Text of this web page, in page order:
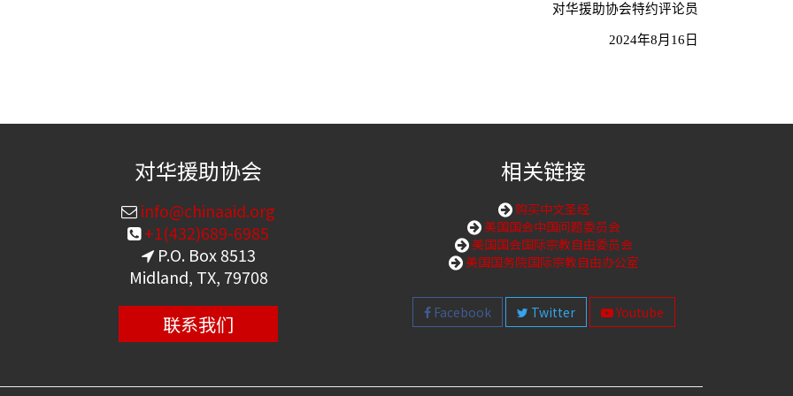
对华援助协会特约评论员
2024年8月 16 日
对华援助协会
info@chinaaid.org
+1(432)689-6985
P.O. Box 8513
Midland, TX, 79708
联系我们
相关链接
购买中文圣经
美国国会中国问题委员会
美国国会国际宗教自由委员会
美国国务院国际宗教自由办公室
Facebook Twitter Youtube